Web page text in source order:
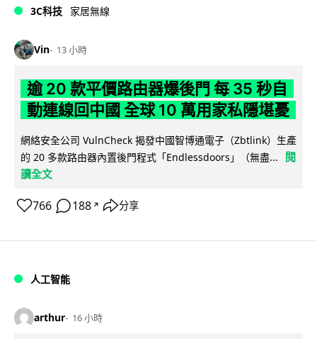
3C科技 家居無線
Vin 13 小時
逾 20 款平價路由器爆後門 每 35 秒自
動連線回中國 全球 10 萬用家私隱堪憂
網絡安全公司 VulnCheck 揭發中國智博通電子（Zbtlink）生產
的 20 多款路由器內置後門程式「Endlessdoors」（無盡...
閱
讀全文
766 188 ↗ 分享
人工智能
arthur 16 小時